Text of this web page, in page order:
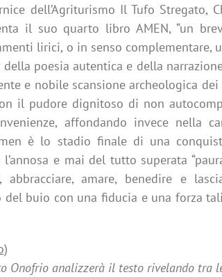
dell’Agriturismo Il Tufo Stregato,
il suo quarto libro AMEN, “un
lirici, o in senso complementare,
poesia autentica e della
e nobile scansione archeologica
il pudore dignitoso di non
affondando invece nella
è lo stadio finale di una
e mai del tutto superata
abbracciare, amare, benedire e
del buio con unafiducia e una forza
Onofrio analizzerà il testo rivelando tra